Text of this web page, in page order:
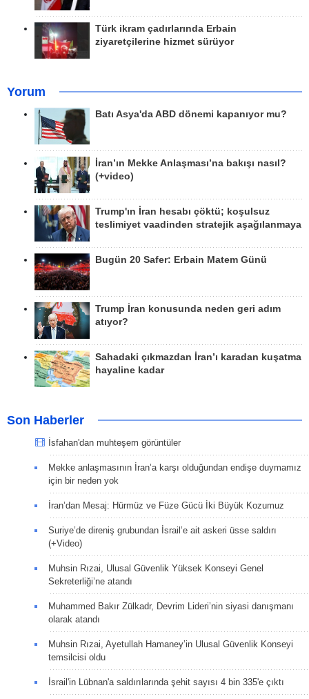
Türk ikram çadırlarında Erbain
ziyaretçilerine hizmet sürüyor
Yorum
Batı Asya'da ABD dönemi kapanıyor mu?
İran’ın Mekke Anlaşması’na bakışı nasıl?
(+video)
Trump'ın İran hesabı çöktü; koşulsuz
teslimiyet vaadinden stratejik aşağılanmaya
Bugün 20 Safer: Erbain Matem Günü
Trump İran konusunda neden geri adım
atıyor?
Sahadaki çıkmazdan İran’ı karadan kuşatma
hayaline kadar
Son Haberler
İsfahan'dan muhteşem görüntüler
Mekke anlaşmasının İran’a karşı olduğundan endişe duymamız
için bir neden yok
İran’dan Mesaj: Hürmüz ve Füze Gücü İki Büyük Kozumuz
Suriye’de direniş grubundan İsrail’e ait askeri üsse saldırı
(+Video)
Muhsin Rızai, Ulusal Güvenlik Yüksek Konseyi Genel
Sekreterliği’ne atandı
Muhammed Bakır Zülkadr, Devrim Lideri’nin siyasi danışmanı
olarak atandı
Muhsin Rızai, Ayetullah Hamaney’in Ulusal Güvenlik Konseyi
temsilcisi oldu
İsrail'in Lübnan'a saldırılarında şehit sayısı 4 bin 335'e çıktı